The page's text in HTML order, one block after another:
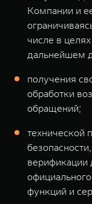
Компании и
числе в
дальнейшем
получения
обработки
обращений;
технической
верификации
функций и